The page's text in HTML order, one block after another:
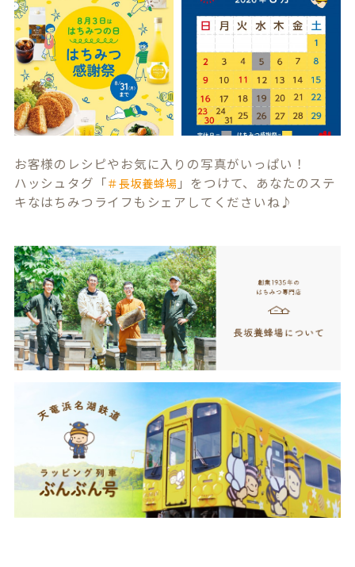
お客様のレシピやお気に入りの写真がいっぱい！
ハッシュタグ「＃長坂養蜂場 」をつけて、あなたのステ
キなはちみつライフもシェアしてくださいね♪